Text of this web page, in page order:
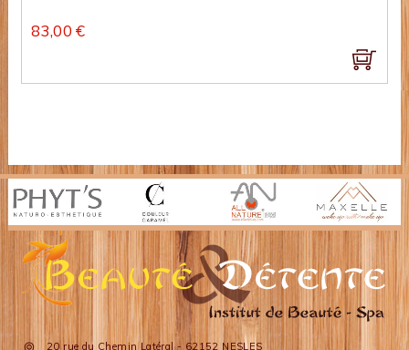
83,00 €
20 rue du Chemin Latéral - 62152 NESLES